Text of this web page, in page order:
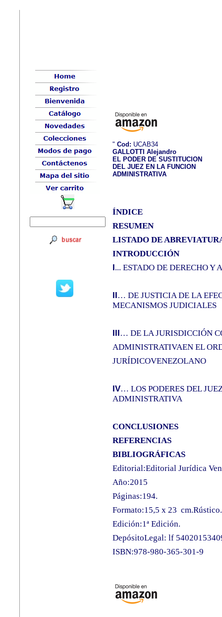
" Cod: UCAB34
GALLOTTI Alejandro
EL PODER DE SUSTITUCION
DEL JUEZ EN LA FUNCION
ADMINISTRATIVA
ÍNDICE
RESUMEN
LISTADO DE
INTRODUCCIÓN
I... ESTADO DE DERECHO Y
II… DE JUSTICIA DE LA
MECANISMOS JUDICIALES
III… DE LA JURISDICCIÓN
ADMINISTRATIVAEN EL
JURÍDICOVENEZOLANO
IV… LOS PODERES DEL
ADMINISTRATIVA
CONCLUSIONES
REFERENCIAS
BIBLIOGRÁFICAS
Editorial:Editorial Jurídica
Año:2015
Páginas:194.
Formato:15,5 x 23 cm.Rústico.
Edición:1ª Edición.
DepósitoLegal: lf
ISBN:978-980-365-301-9